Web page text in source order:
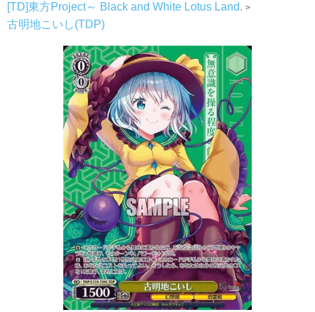
[TD]東方Project～ Black and White Lotus Land.
古明地こいし(TDP)